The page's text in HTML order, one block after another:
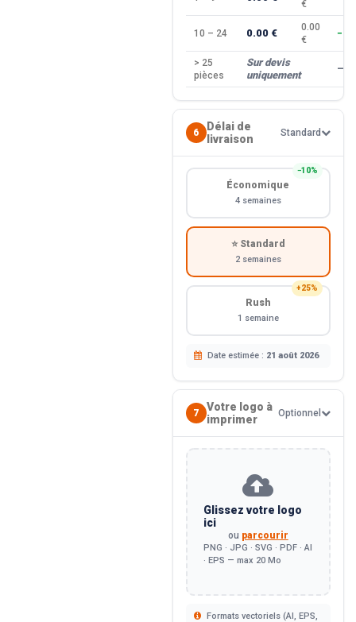
€
10 – 24 0.00 €
0.00
€
> 25
pièces
Sur devis
uniquement
—
6
Délai de
livraison
Standard
−10%
Économique
4 semaines
⭐ Standard
2 semaines
+25%
Rush
1 semaine
Date estimée : 21 août 2026
7
Votre logo à
imprimer
Optionnel
Glissez votre logo
ici
ou parcourir
PNG · JPG · SVG · PDF · AI
· EPS — max 20 Mo
Formats vectoriels (AI, EPS,